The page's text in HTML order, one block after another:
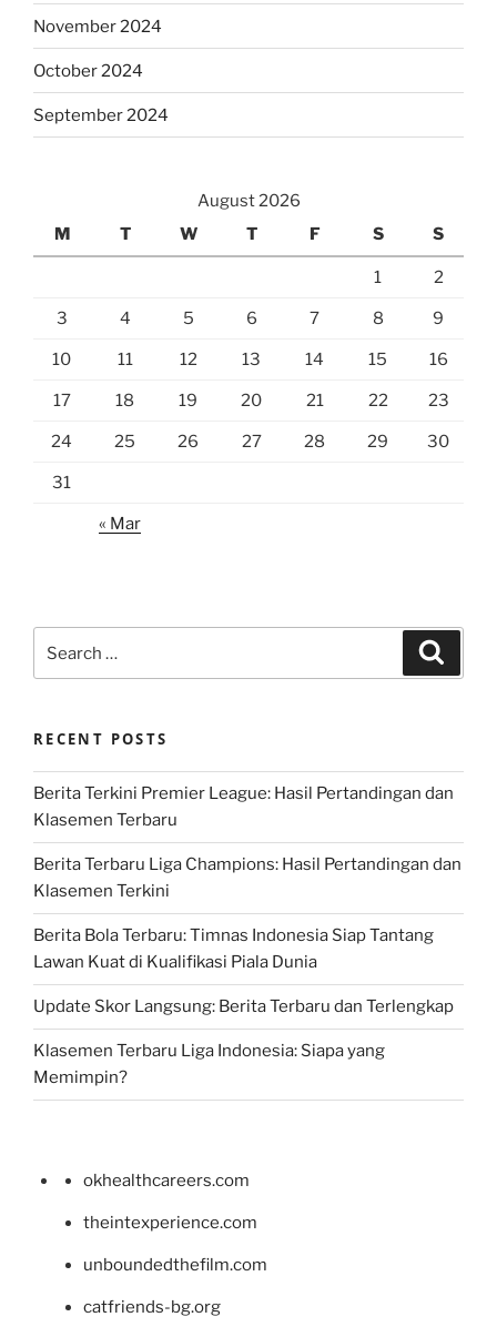
November 2024
October 2024
September 2024
August 2026
M
T W T F S S
1 2
3 4 5 6 7 8 9
10 11 12 13 14 15 16
17 18 19 20 21 22 23
24 25 26 27 28 29 30
31
« Mar
for:
RECENT POSTS
Berita Terkini Premier League: Hasil Pertandingan dan
Klasemen Terbaru
Berita Terbaru Liga Champions: Hasil Pertandingan dan
Klasemen Terkini
Berita Bola Terbaru: Timnas Indonesia Siap Tantang
Lawan Kuat di Kualifikasi Piala Dunia
Update Skor Langsung: Berita Terbaru dan Terlengkap
Klasemen Terbaru Liga Indonesia: Siapa yang
Memimpin?
okhealthcareers.com
theintexperience.com
unboundedthefilm.com
catfriends-bg.org